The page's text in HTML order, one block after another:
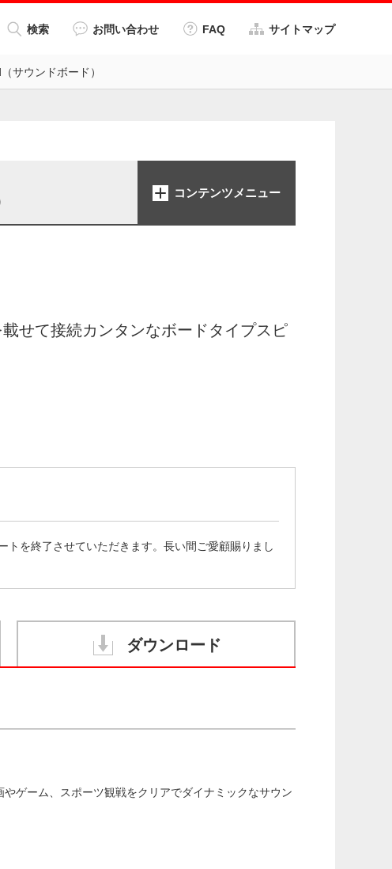
検索 お問い合わせ FAQ サイトマップ
サウンドボード）
コンテンツメニュー
せて接続カンタンなボードタイプスピ
を終了させていただきます。長い間ご愛顧賜りまし
ダウンロード
ゲーム、スポーツ観戦をクリアでダイナミックなサウン